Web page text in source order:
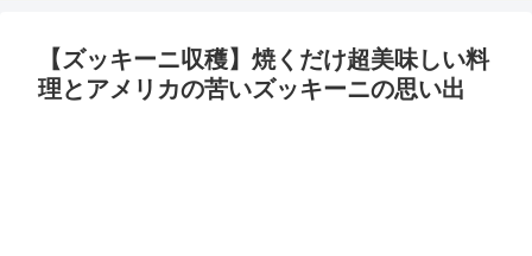
【ズッキーニ収穫】焼くだけ超美味しい料
理とアメリカの苦いズッキーニの思い出